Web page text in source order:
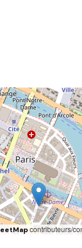
contributeurs/